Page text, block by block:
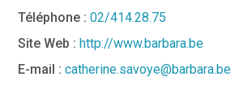
Téléphone :02/414.28.75
Site Web : http://www.barbara.be
E-mail : catherine.savoye@barbara.be